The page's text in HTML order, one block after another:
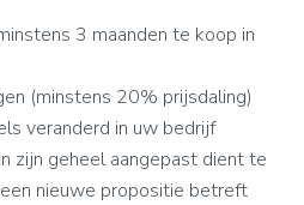
3 maanden te koop in
(minstens 20% prijsdaling)
veranderd in uw bedrijf
zijn geheel aangepast dient te
nieuwe propositie betreft